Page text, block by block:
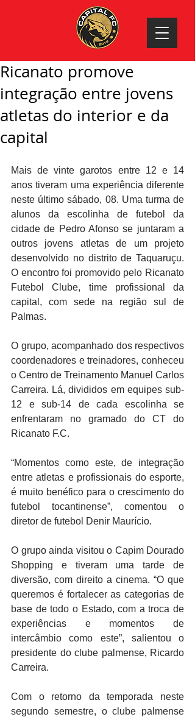
Ricanato promove
integração entre jovens
atletas do interior e da
capital
Mais de vinte garotos entre 12 e 14
anos tiveram uma experiência diferente
neste último sábado, 08. Uma turma de
alunos da escolinha de futebol da
cidade de Pedro Afonso se juntaram a
outros jovens atletas de um projeto
desenvolvido no distrito de Taquaruçu.
O encontro foi promovido pelo Ricanato
Futebol Clube, time profissional da
capital, com sede na região sul de
Palmas.
O grupo, acompanhado dos respectivos
coordenadores e treinadores, conheceu
o Centro de Treinamento Manuel Carlos
Carreira. Lá, divididos em equipes sub-
12 e sub-14 de cada escolinha se
enfrentaram no gramado do CT do
Ricanato F.C.
“Momentos como este, de integração
entre atletas e profissionais do esporte,
é muito benéfico para o crescimento do
futebol tocantinense”, comentou o
diretor de futebol Denir Maurício.
O grupo ainda visitou o Capim Dourado
Shopping e tiveram uma tarde de
diversão, com direito a cinema. “O que
queremos é fortalecer as categorias de
base de todo o Estado, com a troca de
experiências e momentos de
intercâmbio como este”, salientou o
presidente do clube palmense, Ricardo
Carreira.
Com o retorno da temporada neste
segundo semestre, o clube palmense